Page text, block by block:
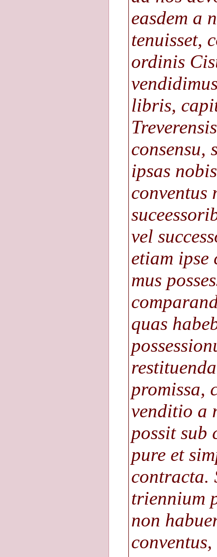
easdem a
tenuisset,
ordinis
libris,
consensu,
ipsas
conventus
vel
etiam ipse
mus
quas
promissa,
venditio a
possit sub
pure et
contracta.
triennium
non